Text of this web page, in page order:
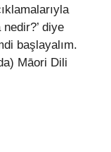
diye
başlayalım.
Māori Dili